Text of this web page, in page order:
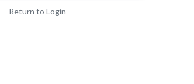
Return to Login